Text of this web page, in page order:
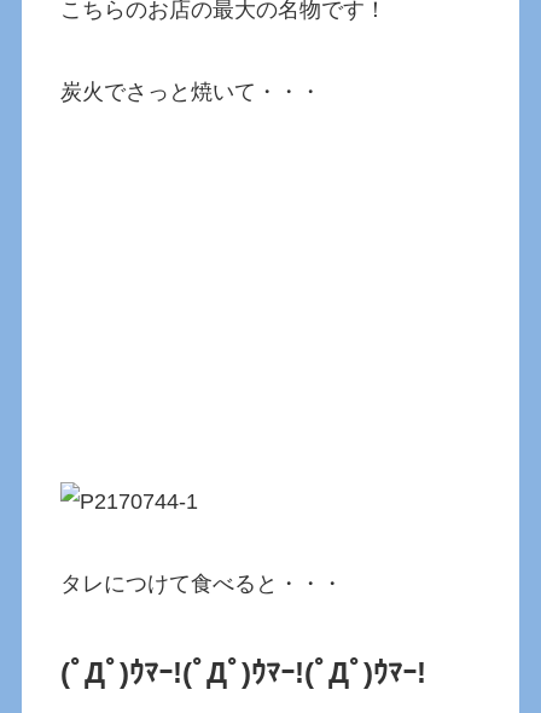
こちらのお店の最大の名物です！
炭火でさっと焼いて・・・
タレにつけて食べると・・・
(ﾟДﾟ)ｳﾏｰ!(ﾟДﾟ)ｳﾏｰ!(ﾟДﾟ)ｳﾏｰ!